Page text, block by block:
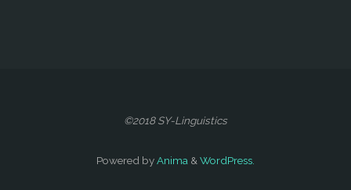
©2018 SY-Linguistics
Powered byAnima &WordPress.